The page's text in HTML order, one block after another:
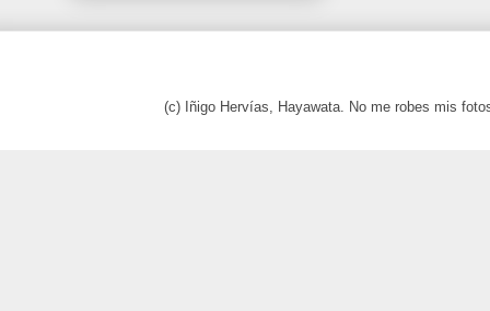
(c) Iñigo Hervías, Hayawata. No me robes mis